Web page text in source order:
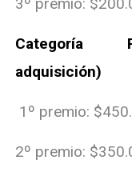
Categoría
adquisición)
1º premio:
2º premio: